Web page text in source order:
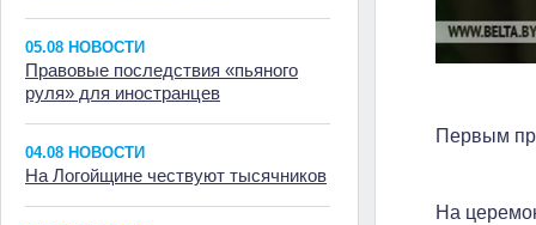
05.08 НОВОСТИ
Правовые последствия «пьяного
руля» для иностранцев
04.08 НОВОСТИ
На Логойщине чествуют тысячников
Первым
На